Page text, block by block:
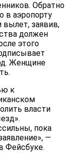
Обратно
в аэропорту
вылет, заявив,
должен
этого
Женщине
к
власти
пока
—
Фейсбуке.